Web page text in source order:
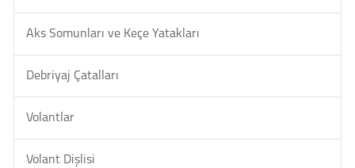
Aks Somunları ve Keçe Yatakları
Debriyaj Çatalları
Volantlar
Volant Dişlisi